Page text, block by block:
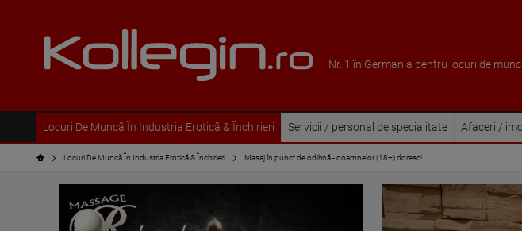
Nr. 1 în Germania pentru locuri de
Locuri De Muncă În Industria Erotică & Închirieri Servicii / personal de specialitate Afaceri /
Locuri De Muncă În Industria Erotică & Închirieri Masaj în punct de odihnă - doamnelor (18+) doresc!